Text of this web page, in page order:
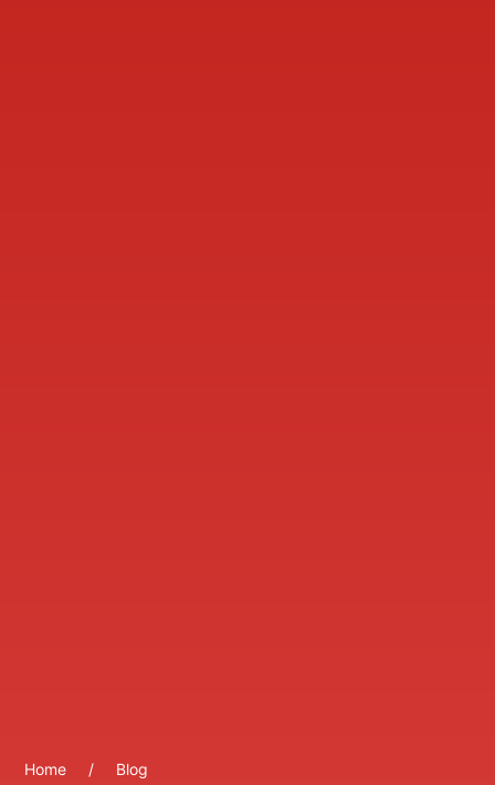
Home / Blog